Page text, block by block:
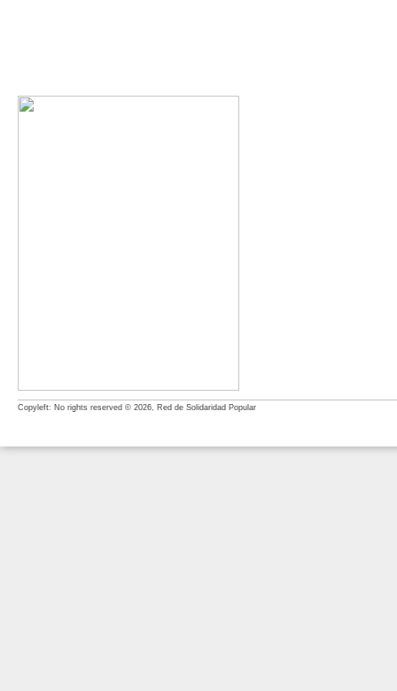
Copyleft: No rights reserved © 2026, Red de Solidaridad Popular